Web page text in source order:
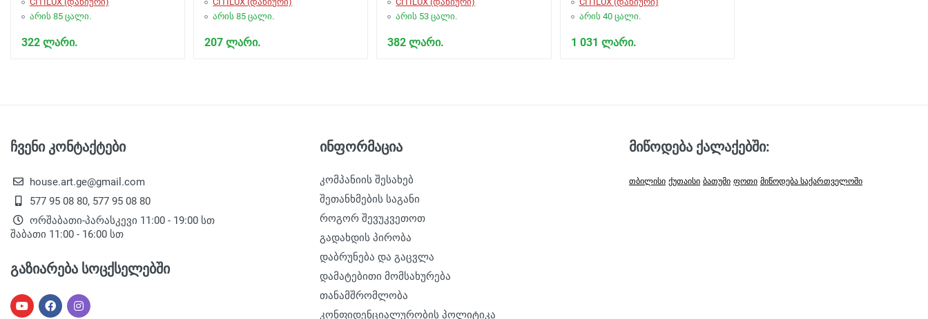
არის 85 ცალი.
322 ლარი.
არის 85 ცალი.
207 ლარი.
არის 53 ცალი.
382 ლარი.
არის 40 ცალი.
1 031 ლარი.
ჩვენი კონტაქტები
house.art.ge@gmail.com
577 95 08 80, 577 95 08 80
ორშაბათი-პარასკევი 11:00 - 19:00 სთ
შაბათი 11:00 - 16:00 სთ
გაზიარება სოცქსელებში
ინფორმაცია
კომპანიის შესახებ
შეთანხმების საგანი
როგორ შევუკვეთოთ
გადახდის პირობა
დაბრუნება და გაცვლა
დამატებითი მომსახურება
თანამშრომლობა
კონფიდენციალურობის პოლიტიკა
მიწოდება ქალაქებში:
თბილისი ქუთაისი ბათუმი ფოთი მიწოდება საქართველოში